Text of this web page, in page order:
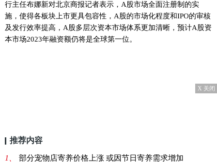
行主任布娜新对北京商报记者表示，A股市场全面注册制的实
施，使得各板块上市更具包容性，A股的市场化程度和IPO的审核
及发行效率提高，A股多层次资本市场体系更加清晰，预计A股资
本市场2023年融资额仍将是全球第一位。
X 关闭
推荐内容
1、 部分宠物店寄养价格上涨 或因节日寄养需求增加